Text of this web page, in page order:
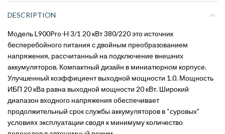
DESCRIPTION
Модель L900Pro-H 3/1 20 кВт 380/220 это источник
бесперебойного питания с двойным преобразованием
напряжения, рассчитанный на подключение внешних
аккумуляторов. Компактный дизайн в миниатюрном корпусе.
Улучшенный коэффициент выходной мощности 1.0. Мощность
ИБП 20 кВа равна выходной мощности 20 кВт. Широкий
диапазон входного напряжения обеспечивает
продолжительный срок службы аккумуляторов в “суровых”
условиях эксплуатации сводя к минимуму количество